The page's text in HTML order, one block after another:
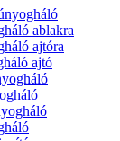
ablakra
ajtóra
ajtó